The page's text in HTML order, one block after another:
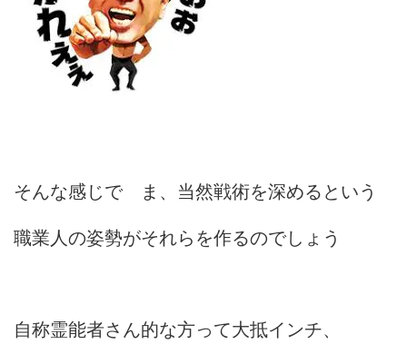
そんな感じで ま、当然戦術を深めるという
職業人の姿勢がそれらを作るのでしょう
自称霊能者さん的な方って大抵インチ、